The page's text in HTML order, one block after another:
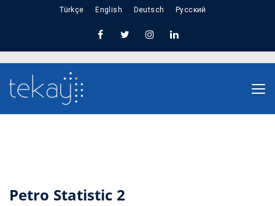
Türkçe English Deutsch Русский
Nuno Sections
Home Petro Statistic 2
Petro Statistic 2